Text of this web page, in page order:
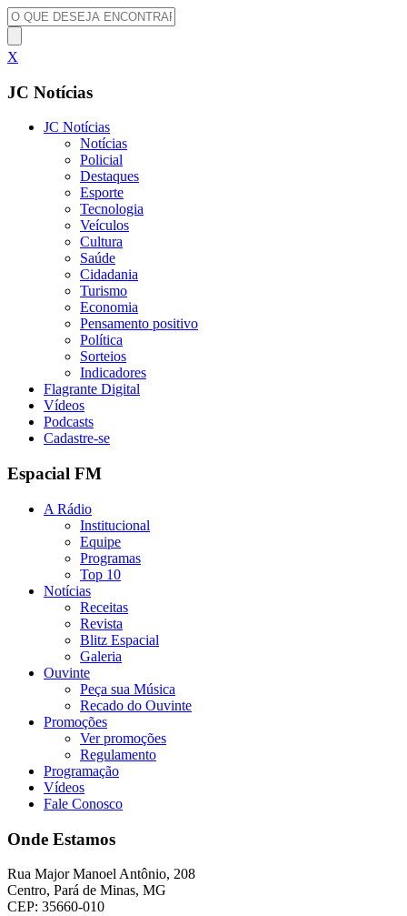
X
JC Notícias
JC Notícias
Notícias
Policial
Destaques
Esporte
Tecnologia
Veículos
Cultura
Saúde
Cidadania
Turismo
Economia
Pensamento positivo
Política
Sorteios
Indicadores
Flagrante Digital
Vídeos
Podcasts
Cadastre-se
Espacial FM
A Rádio
Institucional
Equipe
Programas
Top 10
Notícias
Receitas
Revista
Blitz Espacial
Galeria
Ouvinte
Peça sua Música
Recado do Ouvinte
Promoções
Ver promoções
Regulamento
Programação
Vídeos
Fale Conosco
Onde Estamos
Rua Major Manoel Antônio, 208
Centro, Pará de Minas, MG
CEP: 35660-010